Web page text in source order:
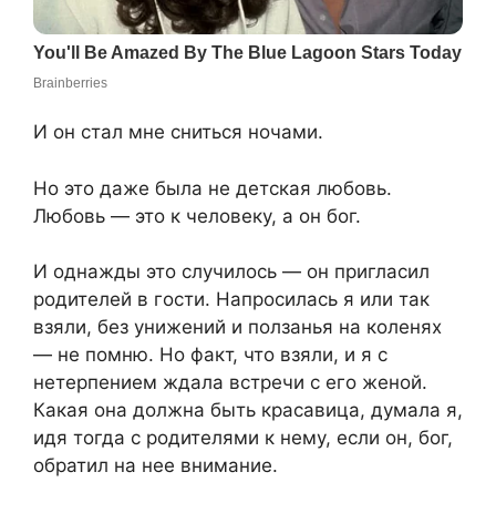
И он стал мне сниться ночами.
Но это даже была не детская любовь.
Любовь — это к человеку, а он бог.
И однажды это случилось — он пригласил
родителей в гости. Напросилась я или так
взяли, без унижений и ползанья на коленях
— не помню. Но факт, что взяли, и я с
нетерпением ждала встречи с его женой.
Какая она должна быть красавица, думала я,
идя тогда с родителями к нему, если он, бог,
обратил на нее внимание.